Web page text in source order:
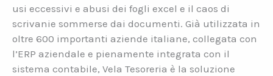
usi eccessivi e abusi dei fogli excel e il caos di
scrivanie sommerse dai documenti. Già utilizzata in
oltre 600 importanti aziende italiane, collegata con
l’ERP aziendale e pienamente integrata con il
sistema contabile, Vela Tesoreria è la soluzione